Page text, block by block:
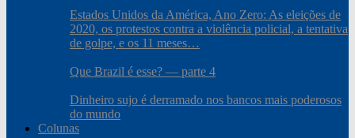
Estados Unidos da América, Ano Zero: As eleições de
2020, os protestos contra a violência policial, a tentativa
de golpe, e os 11 meses…
Que Brazil é esse? — parte 4
Dinheiro sujo é derramado nos bancos mais poderosos
do mundo
Colunas